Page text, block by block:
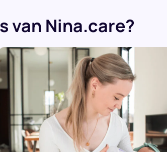
van Nina.care?